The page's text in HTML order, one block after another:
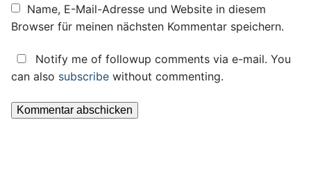
Name, E-Mail-Adresse und Website in diesem
Browser für meinen nächsten Kommentar speichern.
Notify me of followup comments via e-mail. You
can also subscribe without commenting.